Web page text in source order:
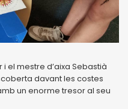
i el mestre d’aixa Sebastià
davant les costes
un enorme tresor al seu